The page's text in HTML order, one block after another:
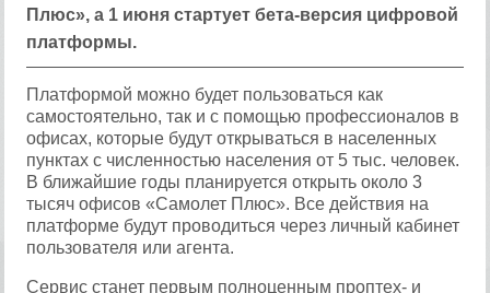
Плюс», а 1 июня стартует бета-версия цифровой
платформы.
Платформой можно будет пользоваться как
самостоятельно, так и с помощью профессионалов в
офисах, которые будут открываться в населенных
пунктах с численностью населения от 5 тыс. человек.
В ближайшие годы планируется открыть около 3
тысяч офисов «Самолет Плюс». Все действия на
платформе будут проводиться через личный кабинет
пользователя или агента.
Сервис станет первым полноценным проптех- и